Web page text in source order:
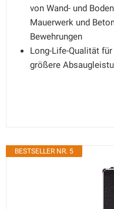
von Wand- und
Mauerwerk und
Bewehrungen
Long-Life-Qualität
größere
BESTSELLER NR. 5